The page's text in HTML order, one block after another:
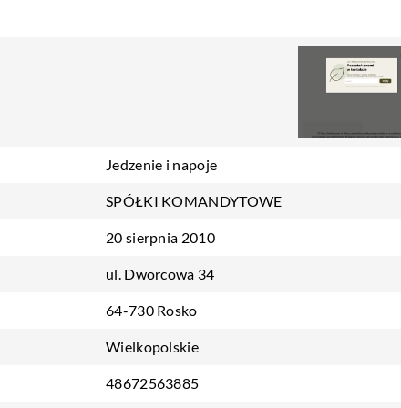
Jedzenie i napoje
SPÓŁKI KOMANDYTOWE
20 sierpnia 2010
ul. Dworcowa 34
64-730 Rosko
Wielkopolskie
48672563885